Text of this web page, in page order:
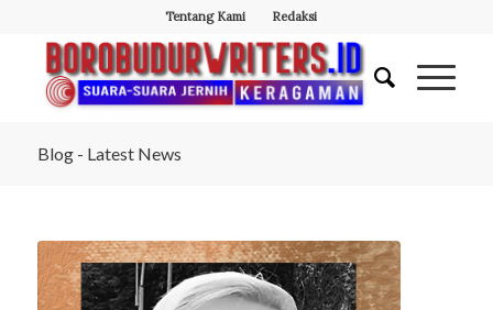
Tentang Kami Redaksi
Blog - Latest News